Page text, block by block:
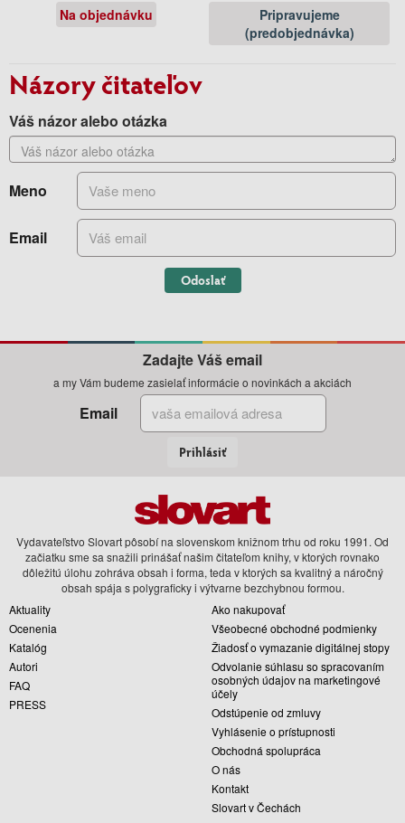
Na objednávku
Pripravujeme
(predobjednávka)
Názory čitateľov
Váš názor alebo otázka
Meno
Email
Odoslať
Zadajte Váš email
a my Vám budeme zasielať informácie o novinkách a akciách
Email
Prihlásiť
Vydavateľstvo Slovart pôsobí na slovenskom knižnom trhu od roku 1991. Od
začiatku sme sa snažili prinášať našim čitateľom knihy, v ktorých rovnako
dôležitú úlohu zohráva obsah i forma, teda v ktorých sa kvalitný a náročný
obsah spája s polygraficky i výtvarne bezchybnou formou.
Aktuality
Ocenenia
Katalóg
Autori
FAQ
PRESS
Ako nakupovať
Všeobecné obchodné podmienky
Žiadosť o vymazanie digitálnej stopy
Odvolanie súhlasu so spracovaním
osobných údajov na marketingové
účely
Odstúpenie od zmluvy
Vyhlásenie o prístupnosti
Obchodná spolupráca
O nás
Kontakt
Slovart v Čechách